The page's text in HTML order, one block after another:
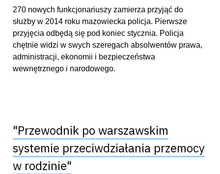
270 nowych funkcjonariuszy zamierza przyjąć do
służby w 2014 roku mazowiecka policja. Pierwsze
przyjęcia odbędą się pod koniec stycznia. Policja
chętnie widzi w swych szeregach absolwentów prawa,
administracji, ekonomii i bezpieczeństwa
wewnętrznego i narodowego.
"Przewodnik po warszawskim
systemie przeciwdziałania przemocy
w rodzinie"